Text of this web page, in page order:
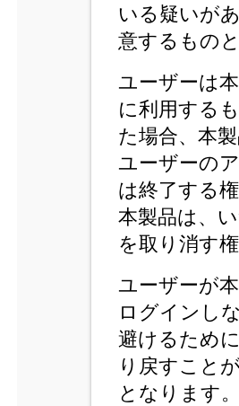
いる疑いが
意するもの
ユーザーは
に利用する
た場合、本
ユーザーの
は終了する
本製品は、
を取り消す
ユーザーが
ログインし
避けるため
り戻すこと
となります